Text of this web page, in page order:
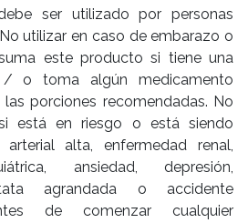
ser utilizado por personas
utilizar en caso de embarazo o
este producto si tiene una
o toma algún medicamento
porciones recomendadas. No
está en riesgo o está siendo
alta, enfermedad renal,
ansiedad, depresión,
agrandada o accidente
de comenzar cualquier